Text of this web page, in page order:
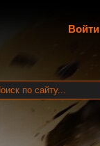
Войти